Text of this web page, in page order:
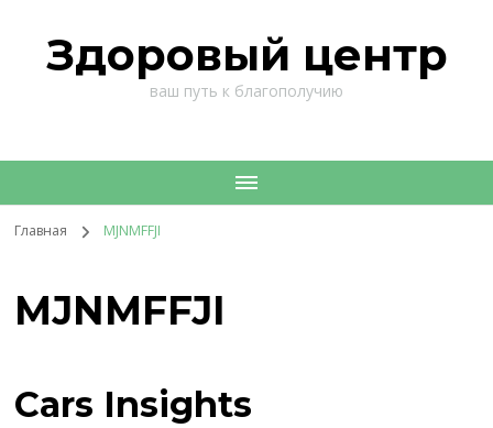
Здоровый центр
ваш путь к благополучию
Главная MJNMFFJI
MJNMFFJI
Cars Insights